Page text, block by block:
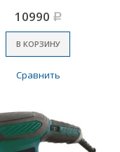
10990 Р
В КОРЗИНУ
Сравнить